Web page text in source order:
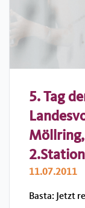
5. Tag
11.07.2011
Basta: Jetzt